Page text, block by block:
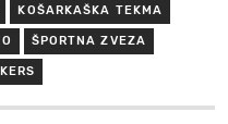
KOŠARKAŠKA TEKMA
ŠPORTNA ZVEZA